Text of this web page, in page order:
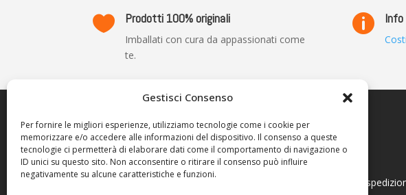
Gestisci Consenso
Per fornire le migliori esperienze, utilizziamo tecnologie come i cookie per
memorizzare e/o accedere alle informazioni del dispositivo. Il consenso a queste
tecnologie ci permetterà di elaborare dati come il comportamento di navigazione o
ID unici su questo sito. Non acconsentire o ritirare il consenso può influire
negativamente su alcune caratteristiche e funzioni.
 Prodotti 100% originali
Imballati con cura da appassionati come
te.
 Info
TRASPARENZA
Privacy Policy
Cookie Policy (UE)
Termini di consegna e